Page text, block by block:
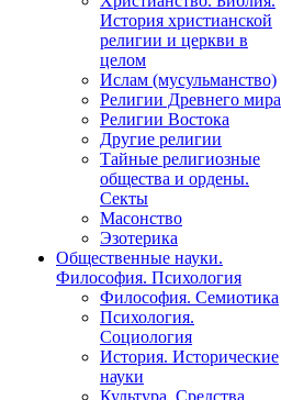
История христианской
религии и церкви в
целом
Ислам (мусульманство)
Религии Древнего мира
Религии Востока
Другие религии
Тайные религиозные
общества и ордены.
Секты
Масонство
Эзотерика
Общественные науки.
Философия. Психология
Философия. Семиотика
Психология.
Социология
История. Исторические
науки
Культура. Средства